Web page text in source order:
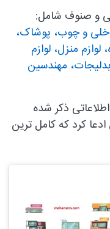
و صنوف شامل:
و چوب، پوشاک،
لوازم منزل، لوازم
مهندسین
ذکر شده
کرد که کامل ترین